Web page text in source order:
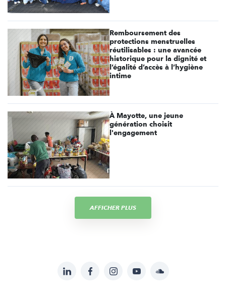
Remboursement des
protections menstruelles
réutilisables : une avancée
historique pour la dignité et
l’égalité d’accès à l’hygiène
intime
À Mayotte, une jeune
génération choisit
l'engagement
AFFICHER PLUS
LinkedInFacebookInstagramYouTubeSoundcloud